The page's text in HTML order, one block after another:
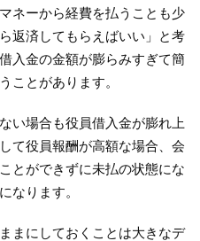
ネーから経費を払うことも少
返済してもらえばいい」と考
入金の金額が膨らみすぎて簡
ことがあります。
い場合も役員借入金が膨れ上
て役員報酬が高額な場合、会
とができずに未払の状態にな
なります。
まにしておくことは大きなデ